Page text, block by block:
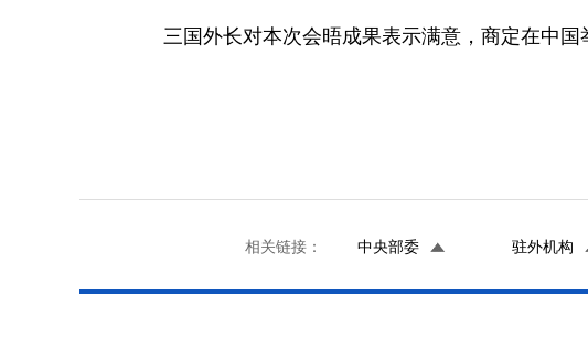
三国外长对本次会晤成果表示满意，商定在中国
二OO七年二月十
相关链接： 中央部委 驻外机构